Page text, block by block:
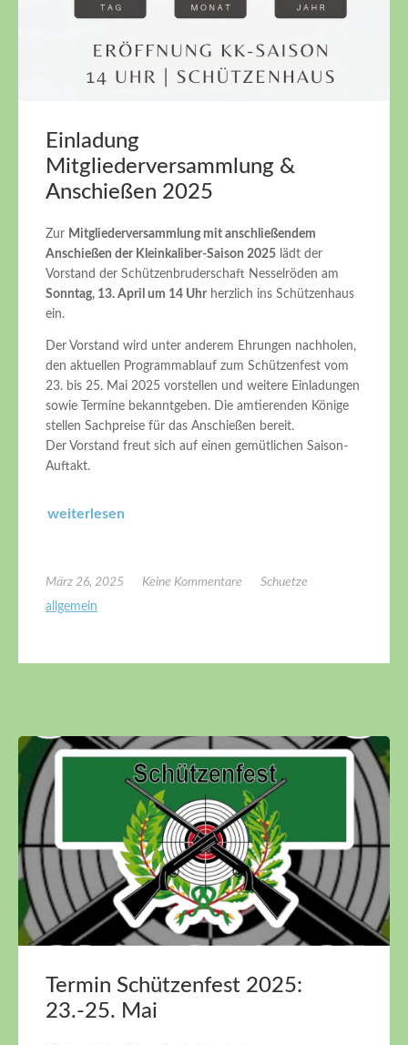
Einladung
Mitgliederversammlung &
Anschießen 2025
Zur Mitgliederversammlung mit anschließendem
Anschießen der Kleinkaliber-Saison 2025 lädt der
Vorstand der Schützenbruderschaft Nesselröden am
Sonntag, 13. April um 14 Uhr herzlich ins Schützenhaus
ein.
Der Vorstand wird unter anderem Ehrungen nachholen,
den aktuellen Programmablauf zum Schützenfest vom
23. bis 25. Mai 2025 vorstellen und weitere Einladungen
sowie Termine bekanntgeben. Die amtierenden Könige
stellen Sachpreise für das Anschießen bereit.
Der Vorstand freut sich auf einen gemütlichen Saison-
Auftakt.
weiterlesen
März 26, 2025 Keine Kommentare
Schuetze
allgemein
Termin Schützenfest 2025:
23.-25. Mai